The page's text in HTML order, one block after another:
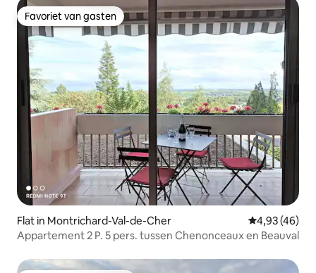
Favoriet van gasten
Favoriet van gasten
Flat in Montrichard-Val-de-Cher Gemiddelde
4,93 (46)
Appartement 2 P. 5 pers. tussen Chenonceaux en Beauval